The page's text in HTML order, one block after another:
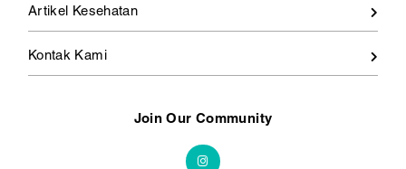
Artikel Kesehatan
Kontak Kami
Join Our Community